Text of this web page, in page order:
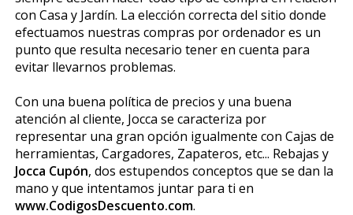
con Casa y Jardín. La elección correcta del sitio donde
efectuamos nuestras compras por ordenador es un
punto que resulta necesario tener en cuenta para
evitar llevarnos problemas.
Con una buena política de precios y una buena
atención al cliente, Jocca se caracteriza por
representar una gran opción igualmente con Cajas de
herramientas, Cargadores, Zapateros, etc... Rebajas y
Jocca Cupón, dos estupendos conceptos que se dan la
mano y que intentamos juntar para ti en
www.CodigosDescuento.com.